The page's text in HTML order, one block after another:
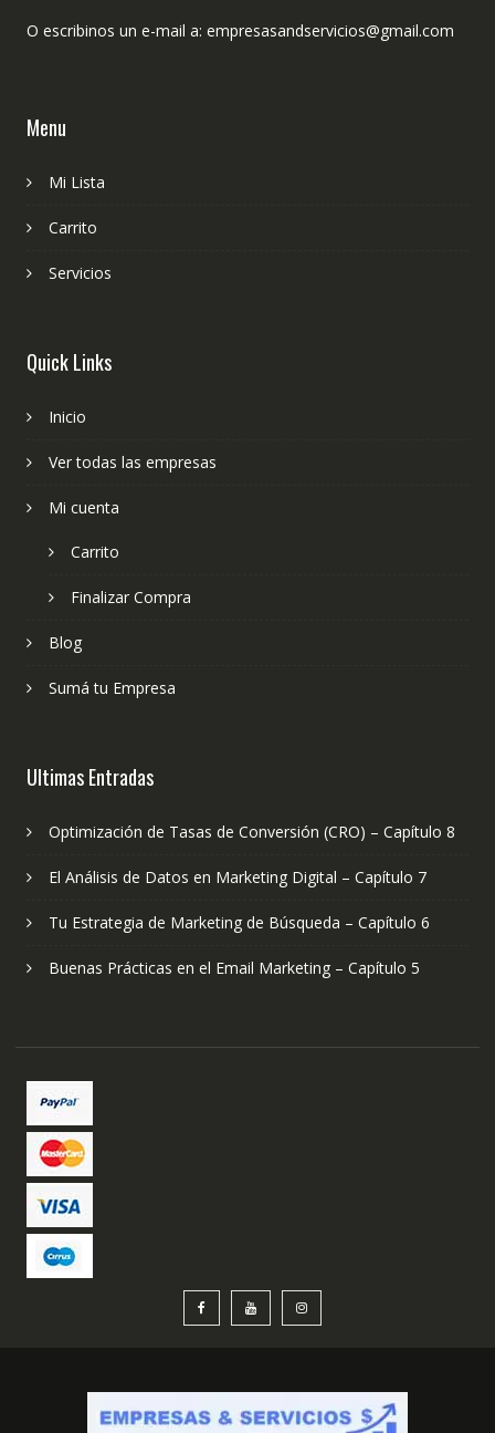
O escribinos un e-mail a: empresasandservicios@gmail.com
Menu
Mi Lista
Carrito
Servicios
Quick Links
Inicio
Ver todas las empresas
Mi cuenta
Carrito
Finalizar Compra
Blog
Sumá tu Empresa
Ultimas Entradas
Optimización de Tasas de Conversión (CRO) – Capítulo 8
El Análisis de Datos en Marketing Digital – Capítulo 7
Tu Estrategia de Marketing de Búsqueda – Capítulo 6
Buenas Prácticas en el Email Marketing – Capítulo 5